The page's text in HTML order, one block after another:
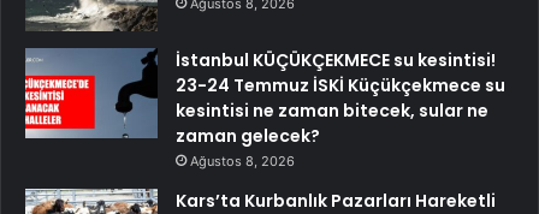
İstanbul KÜÇÜKÇEKMECE su kesintisi!
23-24 Temmuz İSKİ Küçükçekmece su
kesintisi ne zaman bitecek, sular ne
zaman gelecek?
Ağustos 8, 2026
Kars’ta Kurbanlık Pazarları Hareketli